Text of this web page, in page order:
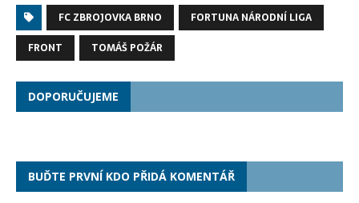
FC ZBROJOVKA BRNO
FORTUNA NÁRODNÍ LIGA
FRONT
TOMÁŠ POŽÁR
DOPORUČUJEME
BUĎTE PRVNÍ KDO PŘIDÁ KOMENTÁŘ